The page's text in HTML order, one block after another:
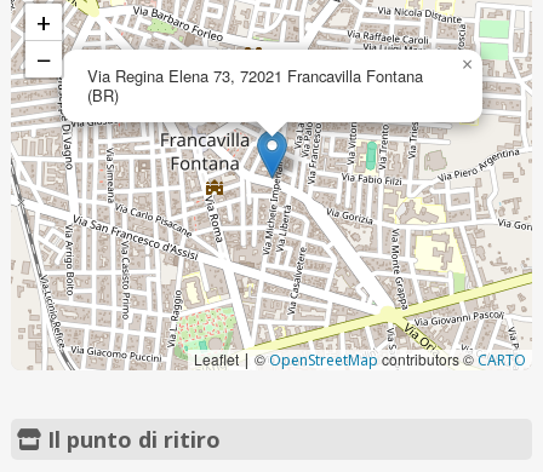
Via Regina Elena 73, 72021 Francavilla Fontana
(BR)
×
+
−
Leaflet| ©OpenStreetMapcontributors ©CARTO
Il punto di ritiro